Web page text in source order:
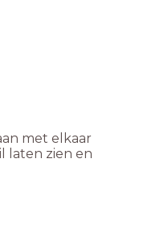
met elkaar
laten zien en